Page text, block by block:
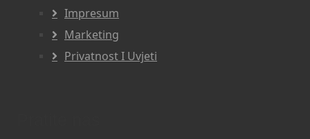
Impresum
Marketing
Privatnost I Uvjeti